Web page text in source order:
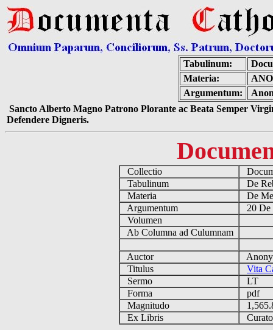
Tabulinum:
Materia:
Argumentum:
Sancto Alberto Magno Patrono Plorante ac Beata Semper
Defendere Digneris.
Collectio
Tabulinum
De
Materia
De
Argumentum
20
Volumen
Ab Columna ad Culumnam
Auctor
Titulus
Vita
Sermo
LT
Forma
pdf
Magnitudo
Ex Libris